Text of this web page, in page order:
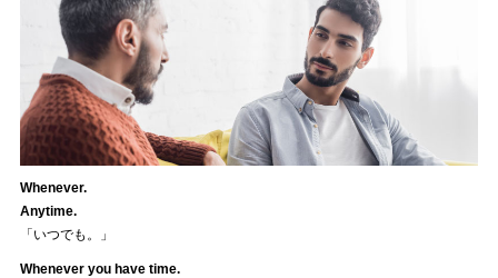
Whenever.
Anytime.
「いつでも。」
Whenever you have time.